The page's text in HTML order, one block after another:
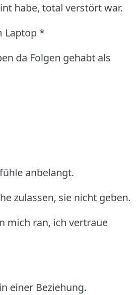
habe, total verstört war.
Laptop *
da Folgen gehabt als
anbelangt.
zulassen, sie nicht geben.
mich ran, ich vertraue
einer Beziehung.